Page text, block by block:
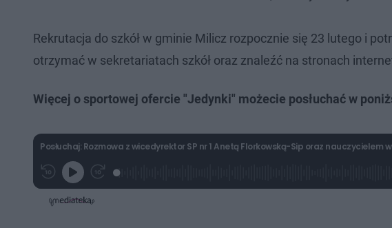
Rekrutacja do szkół w gminie Milicz rozpocznie się 23 lutego i
otrzymać w sekretariatach szkół oraz znaleźć na stronach
Więcej o sportowej ofercie "Jedynki" możecie posłuchać w
Posłuchaj: Rozmowa z wicedyrektor SP nr 1 Anetą Florkowską-Sip oraz nauczycielem
G
r
a
j
P
z
e
w
z
a